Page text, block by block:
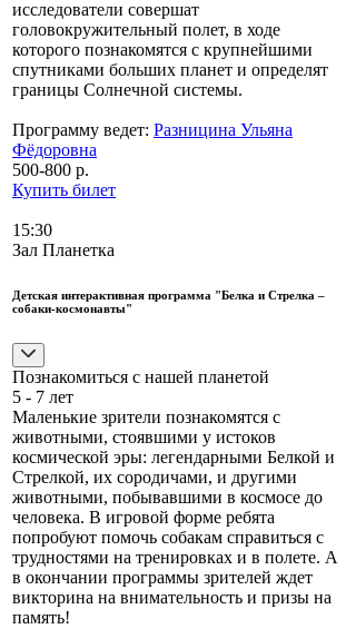
исследователи совершат
головокружительный полет, в ходе
которого познакомятся с крупнейшими
спутниками больших планет и определят
границы Солнечной системы.
Программу ведет: Разницина Ульяна
Фёдоровна
500-800 р.
Купить билет
15:30
Зал Планетка
Детская интерактивная программа "Белка и Стрелка –
собаки-космонавты"
Познакомиться с нашей планетой
5 - 7 лет
Маленькие зрители познакомятся с
животными, стоявшими у истоков
космической эры: легендарными Белкой и
Стрелкой, их сородичами, и другими
животными, побывавшими в космосе до
человека. В игровой форме ребята
попробуют помочь собакам справиться с
трудностями на тренировках и в полете. А
в окончании программы зрителей ждет
викторина на внимательность и призы на
память!